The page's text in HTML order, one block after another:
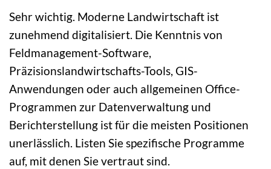
Sehr wichtig. Moderne Landwirtschaft ist
zunehmend digitalisiert. Die Kenntnis von
Feldmanagement-Software,
Präzisionslandwirtschafts-Tools, GIS-
Anwendungen oder auch allgemeinen Office-
Programmen zur Datenverwaltung und
Berichterstellung ist für die meisten Positionen
unerlässlich. Listen Sie spezifische Programme
auf, mit denen Sie vertraut sind.